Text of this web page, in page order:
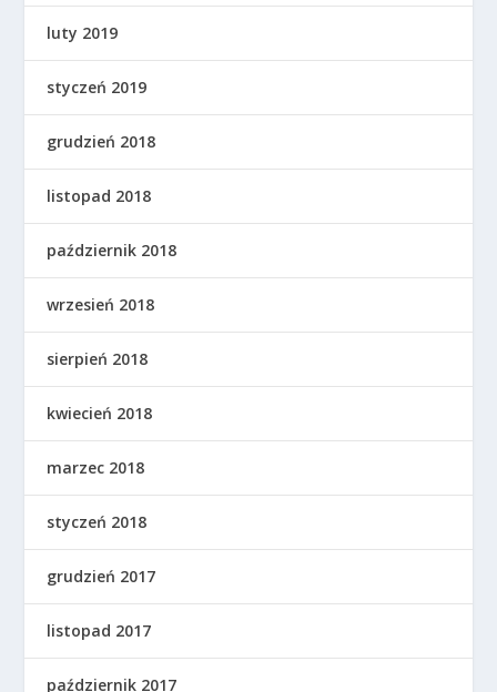
luty 2019
styczeń 2019
grudzień 2018
listopad 2018
październik 2018
wrzesień 2018
sierpień 2018
kwiecień 2018
marzec 2018
styczeń 2018
grudzień 2017
listopad 2017
październik 2017